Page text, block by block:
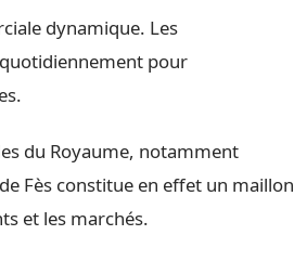
dynamique. Les
pour
du Royaume, notamment
Fès constitue en effet un maillon
et les marchés.